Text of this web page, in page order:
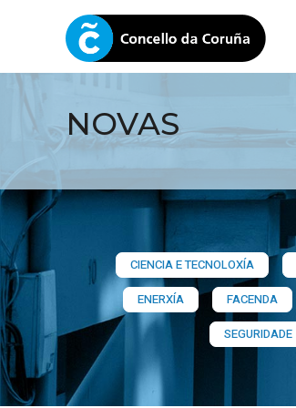
NOVAS
CIENCIA E TECNOLOXÍA
ENERXÍA
FACENDA
SEGURIDADE